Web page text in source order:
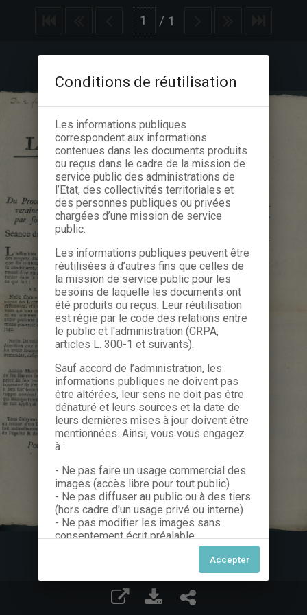
/ 1
Conditions de réutilisation
Les informations publiques
correspondent aux informations
contenues dans les documents produits
ou reçus dans le cadre de la mission de
service public des administrations de
l’Etat, des collectivités territoriales et
des personnes publiques ou privées
chargées d’une mission de service
public.
Les informations publiques peuvent être
réutilisées à d’autres fins que celles de
la mission de service public pour les
besoins de laquelle les documents ont
été produits ou reçus. Leur réutilisation
est régie par le code des relations entre
le public et l'administration (CRPA,
articles L. 300-1 et suivants).
Sauf accord de l’administration, les
informations publiques ne doivent pas
être altérées, leur sens ne doit pas être
dénaturé et leurs sources et la date de
leurs dernières mises à jour doivent être
mentionnées. Ainsi, vous vous engagez
à :
- Ne pas faire un usage commercial des
images (accès libre pour tout public)
- Ne pas diffuser au public ou à des tiers
(hors cadre d'un usage privé ou interne)
- Ne pas modifier les images sans
consentement écrit préalable
Dans le cas contraire, nous vous invitons
à nous contacter afin de solliciter le type
de Licence souhaitée parmi celles
proposées et le cas échéant, acquitter